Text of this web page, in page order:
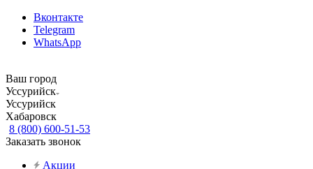
Вконтакте
Telegram
WhatsApp
Ваш город
Уссурийск
Уссурийск
Хабаровск
8 (800) 600-51-53
Заказать звонок
Акции